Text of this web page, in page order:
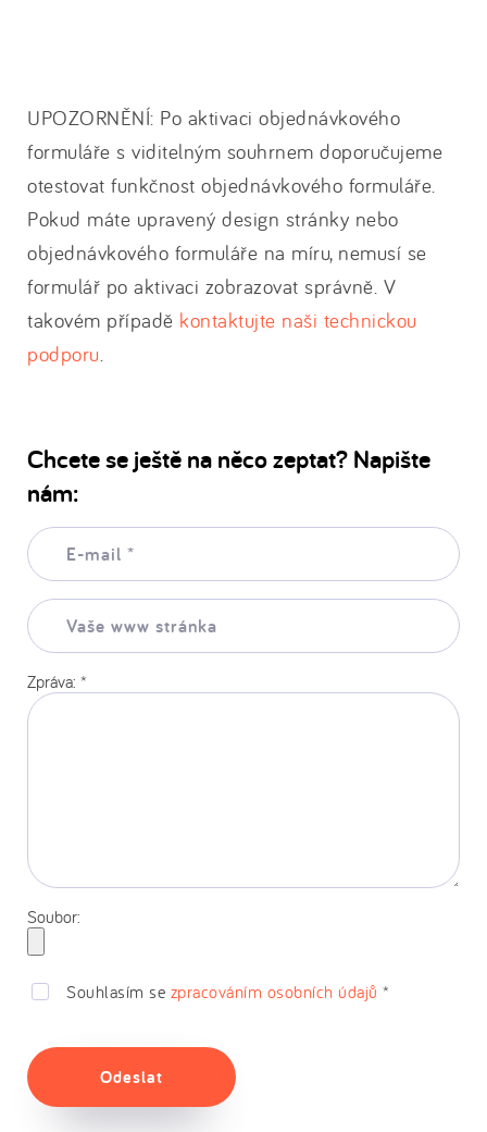
UPOZORNĚNÍ: Po aktivaci objednávkového
formuláře s viditelným souhrnem doporučujeme
otestovat funkčnost objednávkového formuláře.
Pokud máte upravený design stránky nebo
objednávkového formuláře na míru, nemusí se
formulář po aktivaci zobrazovat správně. V
takovém případě kontaktujte naši technickou
podporu
Chcete se ještě na něco zeptat? Napište
nám:
E-
mail:
Vaše
www
stránka:
Zpráva: *
Soubor:
Souhlasím se zpracováním osobních údajů *
Odeslat